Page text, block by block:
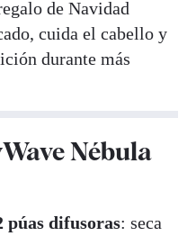
de Navidad
cuida el cabello y
durante más
Nébula
púas difusoras: seca